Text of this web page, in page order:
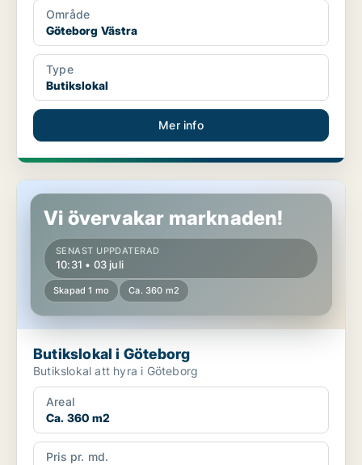
Område
Göteborg Västra
Type
Butikslokal
Mer info
Butikslokal i Göteborg
Vi övervakar marknaden!
SENAST UPPDATERAD
10:31 • 03 juli
Skapad 1 mo Ca. 360 m2
Butikslokal i Göteborg
Butikslokal att hyra i Göteborg
Areal
Ca. 360 m2
Pris pr. md.